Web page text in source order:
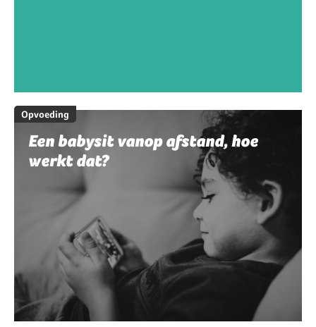
Opvoeding
Een babysit vanop afstand, hoe
werkt dat?